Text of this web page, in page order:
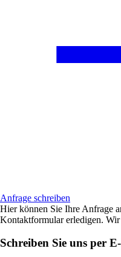
Anfrage schreiben
Hier können Sie Ihre Anfrage
Kontaktformular erledigen.
Schreiben Sie uns per